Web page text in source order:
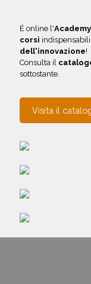
É online l'Academy
corsi
dell'innovazione!
Consulta il
sottostante.
Visita il